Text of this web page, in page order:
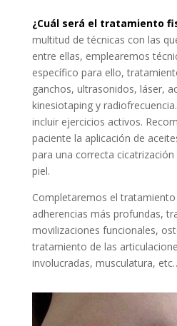
¿Cuál será el tratamiento
multitud de técnicas con las
entre ellas, emplearemos
específico para ello,
ganchos, ultrasonidos, láser,
kinesiotaping y
incluir ejercicios activos.
paciente la aplicación de
para una correcta
piel.
Completaremos el
adherencias más profundas,
movilizaciones funcionales,
tratamiento de las
involucradas, musculatura,